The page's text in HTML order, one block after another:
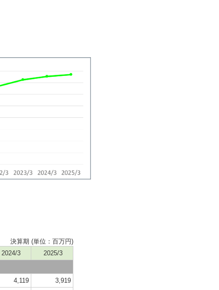
決算期 (単位：百万円)
2024/3
2025/3
4,119
3,919